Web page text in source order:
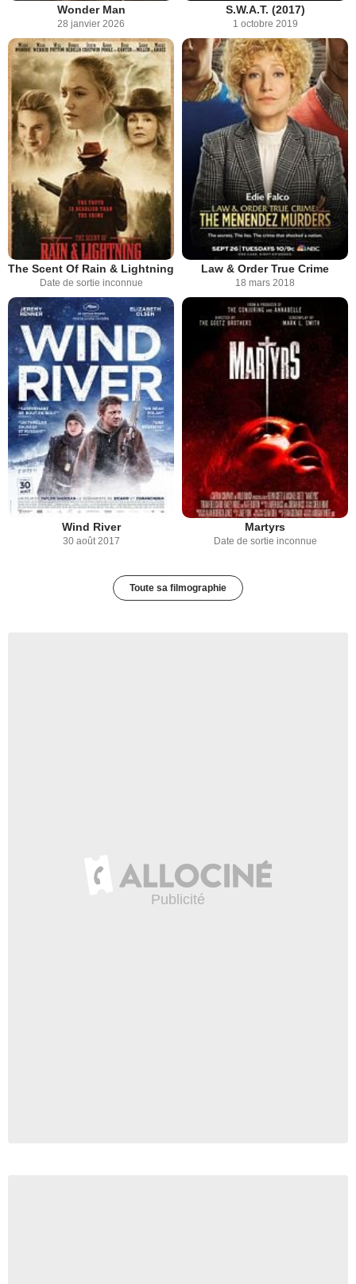
Wonder Man
28 janvier 2026
S.W.A.T. (2017)
1 octobre 2019
The Scent Of Rain & Lightning
Date de sortie inconnue
Law & Order True Crime
18 mars 2018
Wind River
30 août 2017
Martyrs
Date de sortie inconnue
Toute sa filmographie